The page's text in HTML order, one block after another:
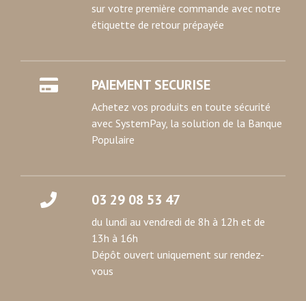
sur votre première commande avec notre
étiquette de retour prépayée
PAIEMENT SECURISE
Achetez vos produits en toute sécurité
avec SystemPay, la solution de la Banque
Populaire
03 29 08 53 47
du lundi au vendredi de 8h à 12h et de
13h à 16h
Dépôt ouvert uniquement sur rendez-
vous